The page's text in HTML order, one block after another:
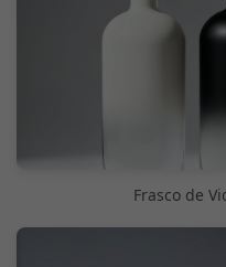
Frasco de